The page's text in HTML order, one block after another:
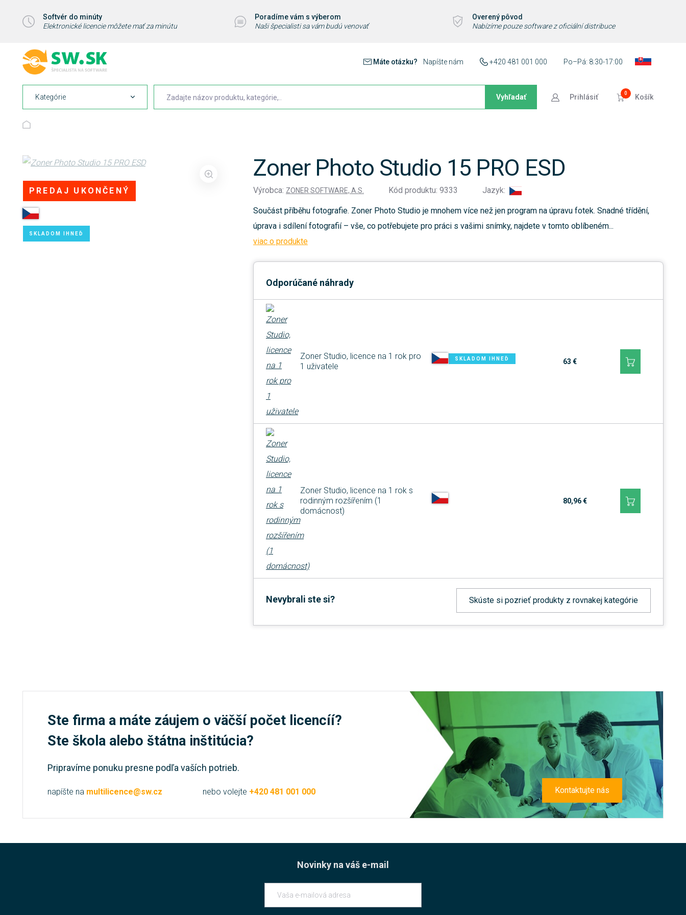
Softvér do minúty
Elektronické licencie môžete mať za minútu
Poradíme vám s výberom
Naši špecialisti sa vám budú venovať
Overený pôvod
Nabízíme pouze software z oficiální distribuce
Máte otázku? Napíšte nám +420 481 001 000 Po–Pá: 8:30-17:00
Kategórie Vyhľadať Prihlásiť 0 Košík
PREDAJ UKONČENÝ
SKLADOM IHNEĎ
Zoner Photo Studio 15 PRO ESD
Výrobca: ZONER SOFTWARE, A.S. Kód produktu: 9333 Jazyk:
Součást příběhu fotografie. Zoner Photo Studio je mnohem více než jen program na úpravu fotek. Snadné třídění,
úprava i sdílení fotografií – vše, co potřebujete pro práci s vašimi snímky, najdete v tomto oblíbeném...
viac o produkte
Odporúčané náhrady
Zoner Studio, licence na 1 rok pro
1 uživatele
SKLADOM IHNEĎ 63 €
Zoner Studio, licence na 1 rok s
rodinným rozšířením (1
domácnost)
80,96 €
Nevybrali ste si? Skúste si pozrieť produkty z rovnakej kategórie
Ste firma a máte záujem o väčší počet licencíí?
Ste škola alebo štátna inštitúcia?
Pripravíme ponuku presne podľa vaších potrieb.
napíšte na multilicence@sw.cz nebo volejte +420 481 001 000 Kontaktujte nás
Novinky na váš e-mail